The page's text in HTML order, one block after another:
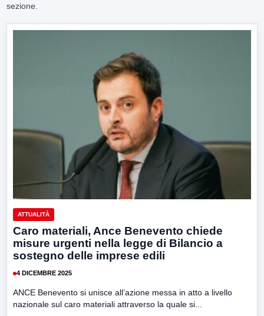
sezione.
ATTUALITÀ
Caro materiali, Ance Benevento chiede
misure urgenti nella legge di Bilancio a
sostegno delle imprese edili
4 DICEMBRE 2025
ANCE Benevento si unisce all’azione messa in atto a livello
nazionale sul caro materiali attraverso la quale si...